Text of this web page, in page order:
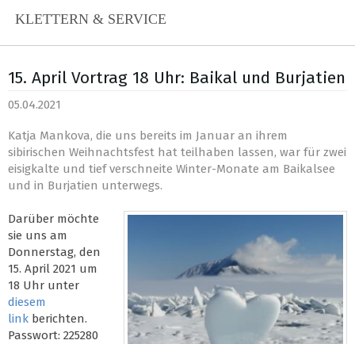
KLETTERN & SERVICE
15. April Vortrag 18 Uhr: Baikal und Burjatien
05.04.2021
Katja Mankova, die uns bereits im Januar an ihrem
sibirischen Weihnachtsfest hat teilhaben lassen, war für zwei
eisigkalte und tief verschneite Winter-Monate am Baikalsee
und in Burjatien unterwegs.
Darüber möchte
sie uns am
Donnerstag, den
15. April 2021 um
18 Uhr unter
diesem
link berichten.
Passwort: 225280